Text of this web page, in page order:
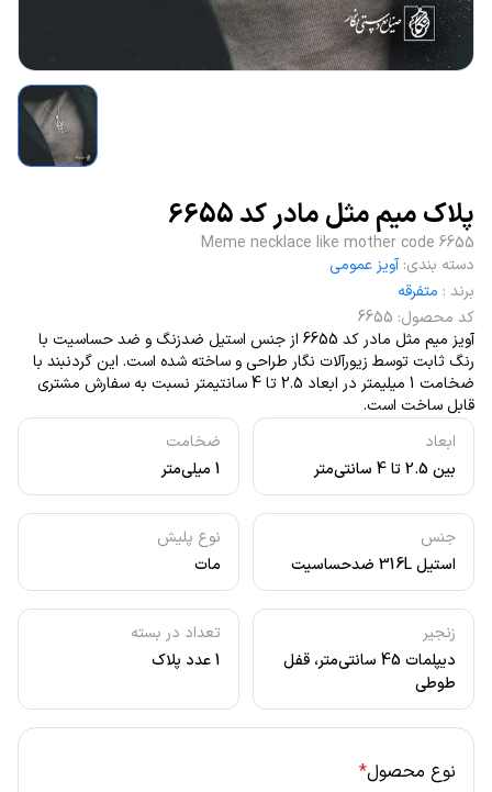
پلاک میم مثل مادر کد 6655
Meme necklace like mother code 6655
ابعاد
بین 2.5 تا 4 سانتی‌متر
ضخامت
1 میلی‌متر
جنس
استیل 316L ضدحساسیت
نوع پلیش
مات
زنجیر
دیپلمات 45 سانتی‌متر، قفل
طوطی
تعداد در بسته
1 عدد پلاک
دسته بندی: آویز عمومی
برند : متفرقه
کد محصول:
6655
آویز میم مثل مادر کد 6655 از جنس استیل ضدزنگ و ضد حساسیت با
رنگ ثابت توسط زیورآلات نگار طراحی و ساخته شده است. این گردنبند با
ضخامت 1 میلیمتر در ابعاد 2.5 تا 4 سانتیمتر نسبت به سفارش مشتری
قابل ساخت است.
نوع محصول*